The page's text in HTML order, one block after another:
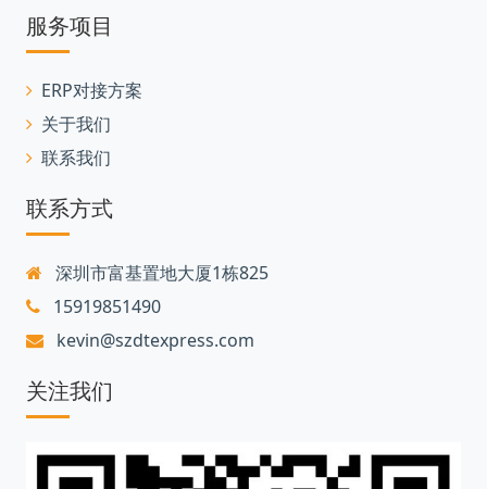
服务项目
ERP对接方案
关于我们
联系我们
联系方式
深圳市富基置地大厦1栋825
15919851490
kevin@szdtexpress.com
关注我们